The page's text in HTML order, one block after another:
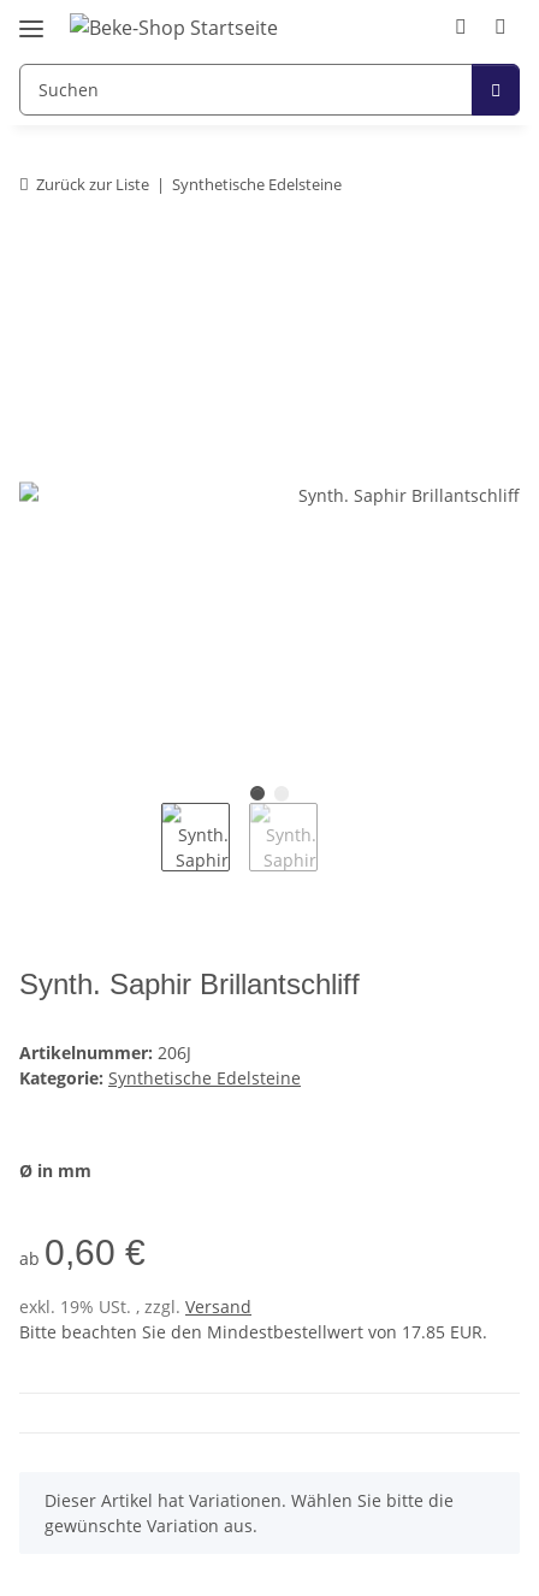
Zurück zur Liste Synthetische Edelsteine
Synth. Saphir Brillantschliff
Artikelnummer: 206J
Kategorie: Synthetische Edelsteine
Ø in mm
ab 0,60 €
exkl. 19% USt. , zzgl. Versand
Bitte beachten Sie den Mindestbestellwert von 17.85 EUR.
x
Dieser Artikel hat Variationen. Wählen Sie bitte die
gewünschte Variation aus.